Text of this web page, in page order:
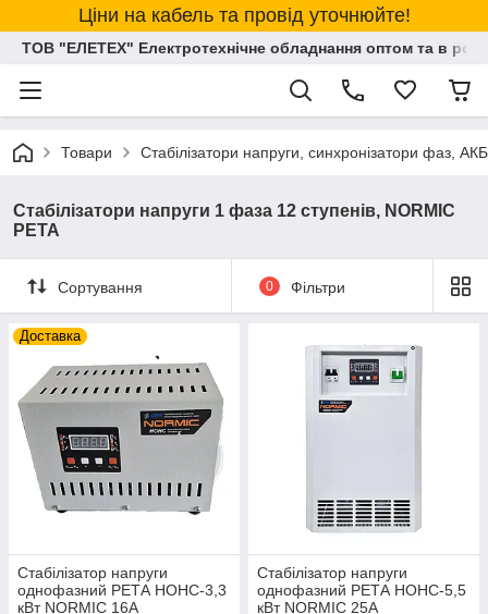
Ціни на кабель та провід уточнюйте!
ТОВ "ЕЛЕТЕХ" Електротехнічне обладнання оптом та в
Товари Стабілізатори напруги, синхронізатори фаз, АКБ
Стабілізатори напруги 1 фаза 12 ступенів, NORMIC
РЕТА
Сортування 0 Фільтри
Доставка
Стабілізатор напруги
однофазний РЕТА НОНС-3,3
кВт NORMIC 16А
Стабілізатор напруги
однофазний РЕТА НОНС-5,5
кВт NORMIC 25А